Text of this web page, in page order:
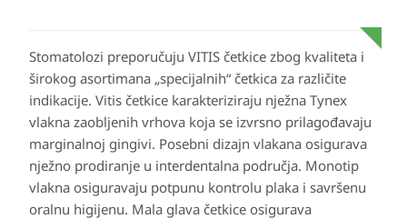
Stomatolozi preporučuju VITIS četkice zbog kvaliteta i
širokog asortimana „specijalnih“ četkica za različite
indikacije. Vitis četkice karakteriziraju nježna Tynex
vlakna zaobljenih vrhova koja se izvrsno prilagođavaju
marginalnoj gingivi. Posebni dizajn vlakana osigurava
nježno prodiranje u interdentalna područja. Monotip
vlakna osiguravaju potpunu kontrolu plaka i savršenu
oralnu higijenu. Mala glava četkice osigurava